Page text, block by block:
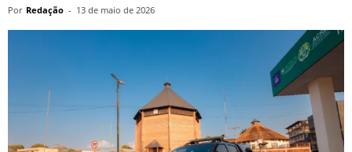
Por Redação - 13 de maio de 2026